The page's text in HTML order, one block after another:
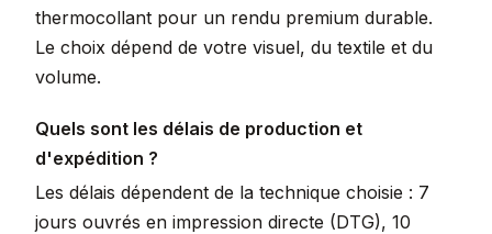
thermocollant pour un rendu premium durable.
Le choix dépend de votre visuel, du textile et du
volume.
Quels sont les délais de production et
d'expédition ?
Les délais dépendent de la technique choisie : 7
jours ouvrés en impression directe (DTG), 10